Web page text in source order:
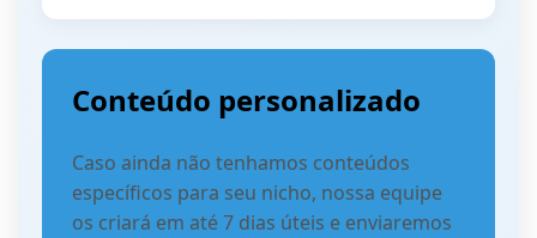
Conteúdo personalizado
Caso ainda não tenhamos conteúdos
específicos para seu nicho, nossa equipe
os criará em até 7 dias úteis e enviaremos